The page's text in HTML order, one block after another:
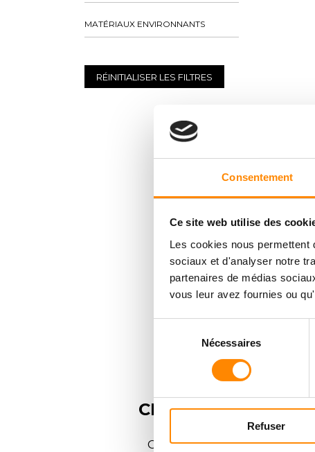
Consentement
Ce site web utilise des
Les cookies nous permettent
sociaux et d'analyser notre
partenaires de médias
vous leur avez fournies ou
consentement
Nécessaires
Refuser
MATÉRIAUX ENVIRONNANTS
RÉINITIALISER LES FILTRES
CENTRE DE
Consulter et télécharger